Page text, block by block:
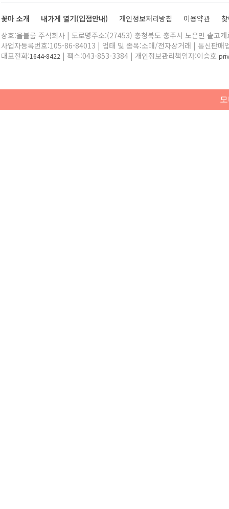
꽃마 소개 내가게 열기(입점안내) 개인정보처리방침 이용약관
상호:올블룸 주식회사 | 도로명주소:(27453) 충청북도 충주시 노은면 솔고
사업자등록번호:105-86-84013 | 업태 및 종목:소매/전자상거래 | 통신판매
대표전화:1644-8422 | 팩스:043-853-3384 | 개인정보관리책임자:이승호